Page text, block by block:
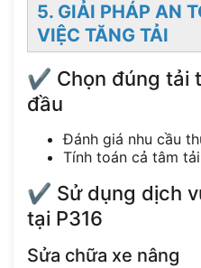
5. GIẢI PHÁP AN
VIỆC TĂNG TẢI
✔️ Chọn đúng tải
đầu
Đánh giá nhu cầu
Tính toán cả tâm
✔️ Sử dụng dịch
tại P316
Sửa chữa xe nâng